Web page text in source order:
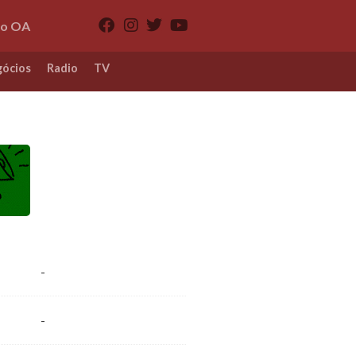
OA
Radio TV
-
-